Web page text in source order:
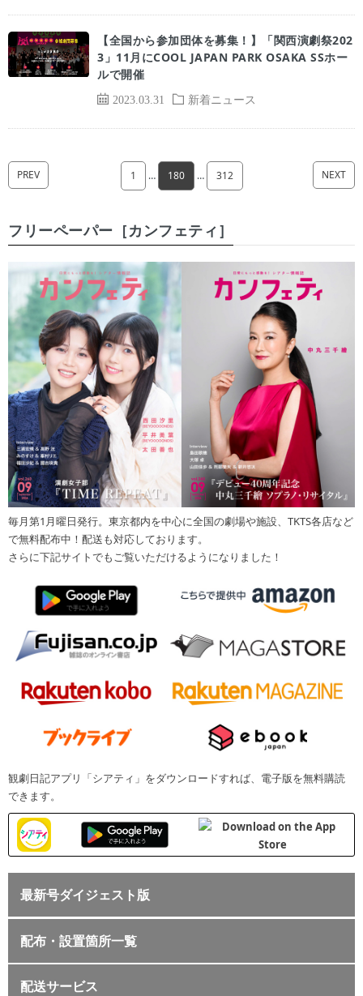
2023.03.31 新着ニュース
【全国から参加団体を募集！】「関西演劇祭202
3」11月にCOOL JAPAN PARK OSAKA SSホー
ルで開催
PREV 1 … 180 … 312 NEXT
フリーペーパー［カンフェティ］
毎月第1月曜日発行。東京都内を中心に全国の劇場や施設、TKTS各店など
で無料配布中！配送も対応しております。
さらに下記サイトでもご覧いただけるようになりました！
観劇日記アプリ「シアティ」をダウンロードすれば、電子版を無料購読
できます。
最新号ダイジェスト版
配布・設置箇所一覧
配送サービス